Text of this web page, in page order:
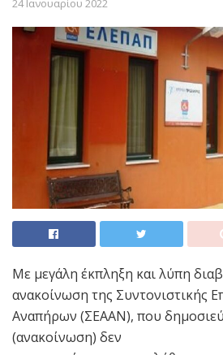
24 Ιανουαρίου 2022
Με μεγάλη έκπληξη και λύπη
ανακοίνωση της Συντονιστικής
Αναπήρων (ΣΕΑΑΝ), που
(ανακοίνωση) δεν